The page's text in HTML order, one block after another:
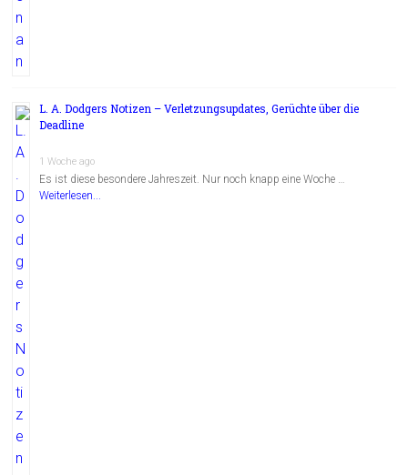
L. A. Dodgers Notizen – Verletzungsupdates, Gerüchte über die
Deadline
1 Woche ago
Es ist diese besondere Jahreszeit. Nur noch knapp eine Woche …
Weiterlesen...